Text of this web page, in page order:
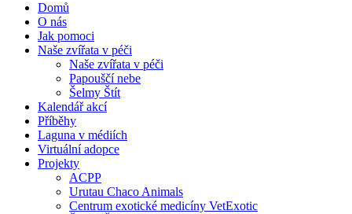
Domů
O nás
Jak pomoci
Naše zvířata v péči
Naše zvířata v péči
Papouščí nebe
Šelmy Štít
Kalendář akcí
Příběhy
Laguna v médiích
Virtuální adopce
Projekty
ACPP
Urutau Chaco Animals
Centrum exotické medicíny VetExotic